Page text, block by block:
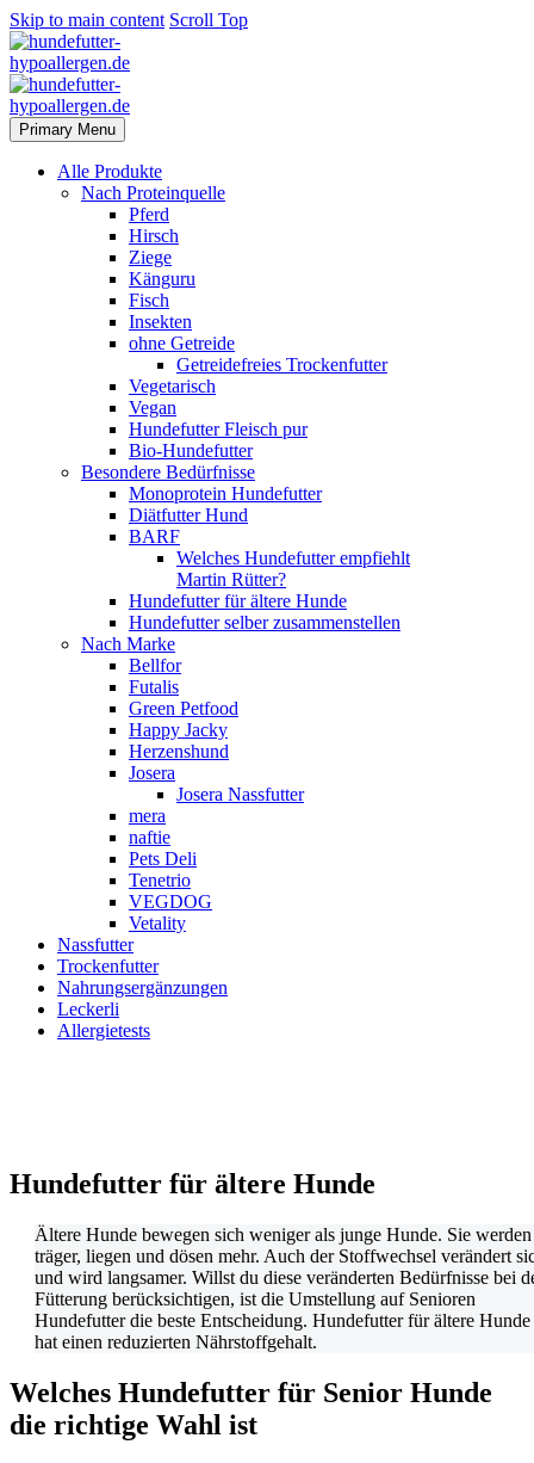
Skip to main content Scroll Top
Primary Menu
Alle Produkte
Nach Proteinquelle
Pferd
Hirsch
Ziege
Känguru
Fisch
Insekten
ohne Getreide
Getreidefreies Trockenfutter
Vegetarisch
Vegan
Hundefutter Fleisch pur
Bio-Hundefutter
Besondere Bedürfnisse
Monoprotein Hundefutter
Diätfutter Hund
BARF
Welches Hundefutter empfiehlt
Martin Rütter?
Hundefutter für ältere Hunde
Hundefutter selber zusammenstellen
Nach Marke
Bellfor
Futalis
Green Petfood
Happy Jacky
Herzenshund
Josera
Josera Nassfutter
mera
naftie
Pets Deli
Tenetrio
VEGDOG
Vetality
Nassfutter
Trockenfutter
Nahrungsergänzungen
Leckerli
Allergietests
Hundefutter für ältere Hunde
Ältere Hunde bewegen sich weniger als junge Hunde. Sie werden
träger, liegen und dösen mehr. Auch der Stoffwechsel verändert
und wird langsamer. Willst du diese veränderten Bedürfnisse bei
Fütterung berücksichtigen, ist die Umstellung auf Senioren
Hundefutter die beste Entscheidung. Hundefutter für ältere Hunde
hat einen reduzierten Nährstoffgehalt.
Welches Hundefutter für Senior Hunde
die richtige Wahl ist